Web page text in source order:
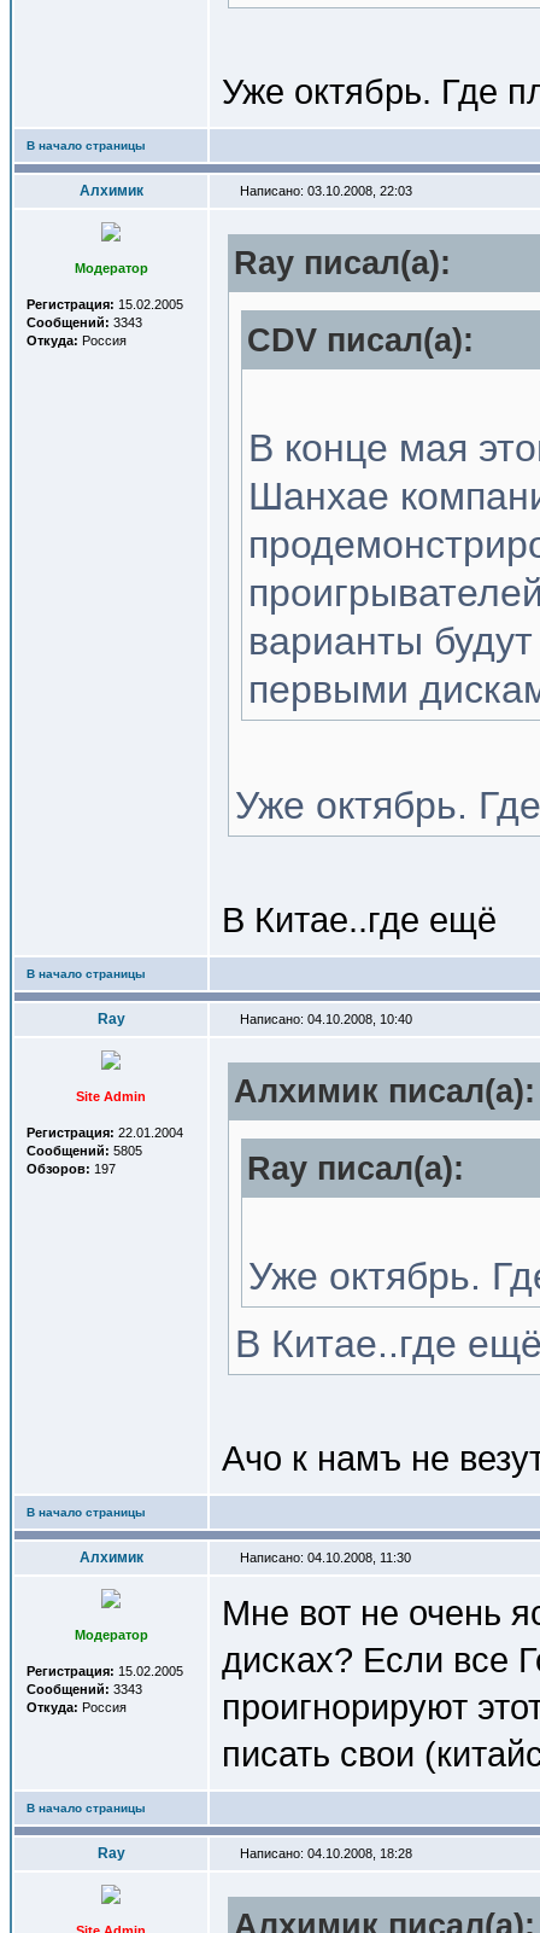
Уже октябрь. Где
В начало страницы
Алхимик Написано: 03.10.2008, 22:03
Модератор
Регистрация: 15.02.2005
Сообщений: 3343
Откуда: Россия
Ray писал(a):
CDV писал(a):
В конце мая
Шанхае
варианты
первыми
Уже октябрь.
В Китае..где ещё
В начало страницы
Ray Написано: 04.10.2008, 10:40
Site Admin
Регистрация: 22.01.2004
Сообщений: 5805
Обзоров: 197
Алхимик писал(a):
Ray писал(a):
Уже октябрь.
В Китае..где
Ачо к намъ не
В начало страницы
Алхимик Написано: 04.10.2008, 11:30
Модератор
Регистрация: 15.02.2005
Сообщений: 3343
Откуда: Россия
Мне вот не очень
дисках? Если все
проигнорируют
писать свои
В начало страницы
Ray Написано: 04.10.2008, 18:28
Алхимик писал(a):